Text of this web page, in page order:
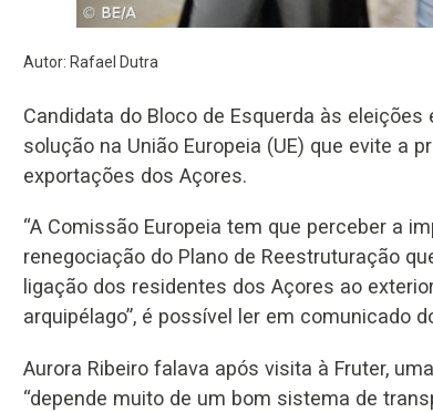
Autor: Rafael Dutra
Candidata do Bloco de Esquerda às
solução na União Europeia (UE) que evite a
exportações dos Açores.
“A Comissão Europeia tem que perceber a
renegociação do Plano de Reestruturação
ligação dos residentes dos Açores ao
arquipélago”, é possível ler em comunicado
Aurora Ribeiro falava após visita à Fruter,
“depende muito de um bom sistema de